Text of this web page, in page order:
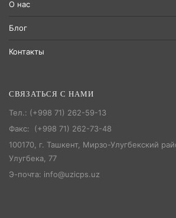
О нас
Блог
Контакты
СВЯЗАТЬСЯ С НАМИ
Тел.: (+998 71) 262-59-13
Факс: (+998 71) 262-73-48
100170, г. Ташкент, Мирзо-Улугбекский
Улугбека, 77
Э-почта: info@uzicps.uz